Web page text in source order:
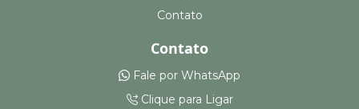
Contato
Contato
Fale por WhatsApp
Clique para Ligar